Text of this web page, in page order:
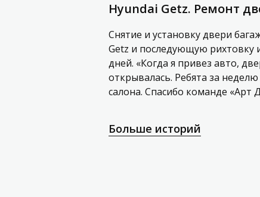
Hyundai Getz. Ремонт
Снятие и установку двери
Getz и последующую рихтовку
дней. «Когда я привез авто,
открывалась. Ребята за
салона. Спасибо команде «Арт
Больше историй